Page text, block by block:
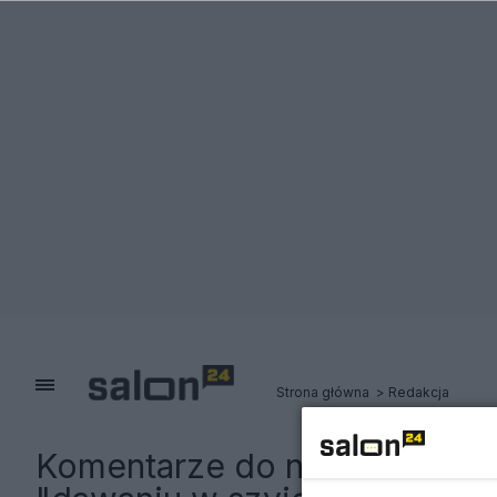
Strona główna Redakcja
Komentarze do notki:Anna